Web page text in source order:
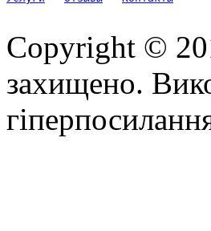
Copyright ©
захищено.